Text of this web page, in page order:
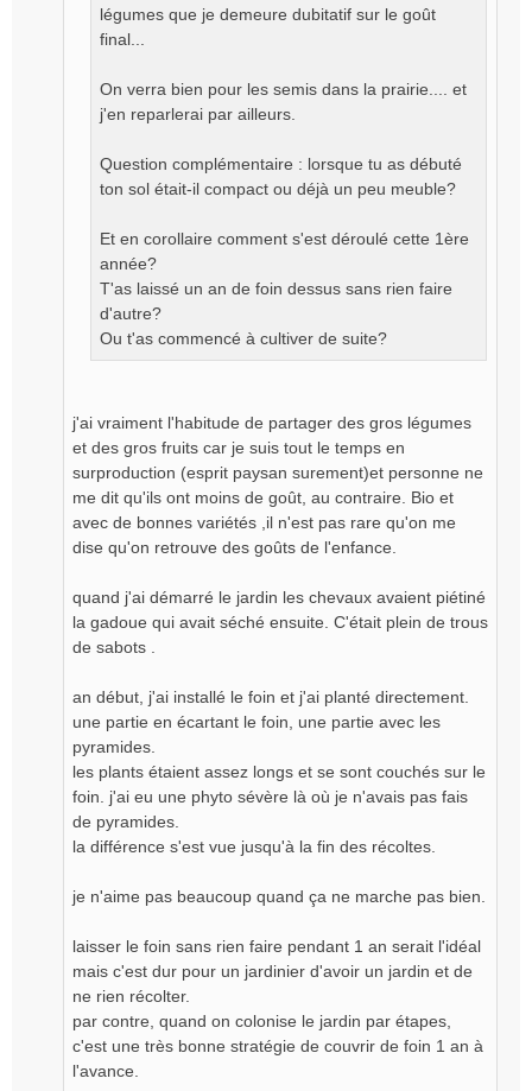
légumes que je demeure dubitatif sur le goût
final...
On verra bien pour les semis dans la prairie.... et
j'en reparlerai par ailleurs.
Question complémentaire : lorsque tu as débuté
ton sol était-il compact ou déjà un peu meuble?
Et en corollaire comment s'est déroulé cette 1ère
année?
T'as laissé un an de foin dessus sans rien faire
d'autre?
Ou t'as commencé à cultiver de suite?
j'ai vraiment l'habitude de partager des gros légumes
et des gros fruits car je suis tout le temps en
surproduction (esprit paysan surement)et personne ne
me dit qu'ils ont moins de goût, au contraire. Bio et
avec de bonnes variétés ,il n'est pas rare qu'on me
dise qu'on retrouve des goûts de l'enfance.
quand j'ai démarré le jardin les chevaux avaient piétiné
la gadoue qui avait séché ensuite. C'était plein de trous
de sabots .
an début, j'ai installé le foin et j'ai planté directement.
une partie en écartant le foin, une partie avec les
pyramides.
les plants étaient assez longs et se sont couchés sur le
foin. j'ai eu une phyto sévère là où je n'avais pas fais
de pyramides.
la différence s'est vue jusqu'à la fin des récoltes.
je n'aime pas beaucoup quand ça ne marche pas bien.
laisser le foin sans rien faire pendant 1 an serait l'idéal
mais c'est dur pour un jardinier d'avoir un jardin et de
ne rien récolter.
par contre, quand on colonise le jardin par étapes,
c'est une très bonne stratégie de couvrir de foin 1 an à
l'avance.